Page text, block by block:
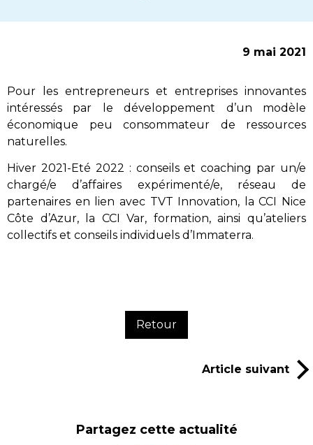
9 mai 2021
Pour les entrepreneurs et entreprises innovantes
intéressés par le développement d’un modèle
économique peu consommateur de ressources
naturelles.
Hiver 2021-Eté 2022 : conseils et coaching par un/e
chargé/e d’affaires expérimenté/e, réseau de
partenaires en lien avec TVT Innovation, la CCI Nice
Côte d’Azur, la CCI Var, formation, ainsi qu’ateliers
collectifs et conseils individuels d’Immaterra.
Retour
Article suivant
Partagez cette actualité